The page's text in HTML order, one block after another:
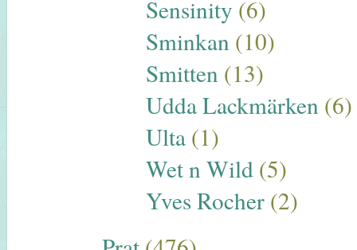
Sensinity (6)
Sminkan (10)
Smitten (13)
Udda Lackmärken (6)
Ulta (1)
Wet n Wild (5)
Yves Rocher (2)